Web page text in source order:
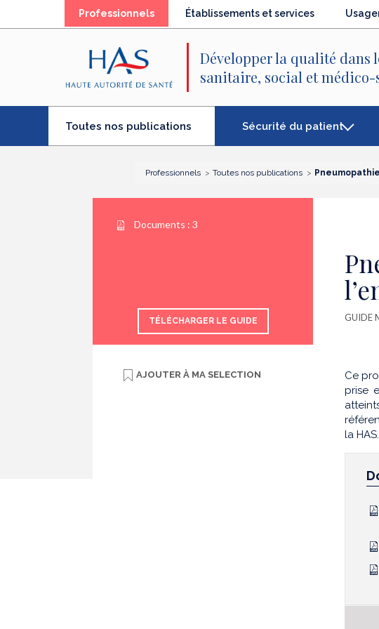
Professionnels(élémentÉtablissements et services
Développer la qualité dans
sanitaire, social et médico-
Toutes nos publications Sécurité du patient
Professionnels Toutes nos publications
Documents : 3
TÉLÉCHARGER LE GUIDE
AJOUTER À MA SELECTION
GUIDE
Ce
prise
la